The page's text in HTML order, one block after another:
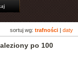
sortuj wg: trafności daty
po 100